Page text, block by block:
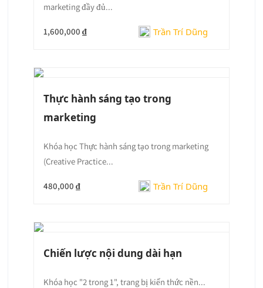
marketing đầy đủ...
1,600,000 ₫ Trần Trí Dũng
Thực hành sáng tạo trong
marketing
Khóa học Thực hành sáng tạo trong marketing
(Creative Practice...
480,000 ₫ Trần Trí Dũng
Chiến lược nội dung dài hạn
Khóa học "2 trong 1", trang bị kiến thức nền...